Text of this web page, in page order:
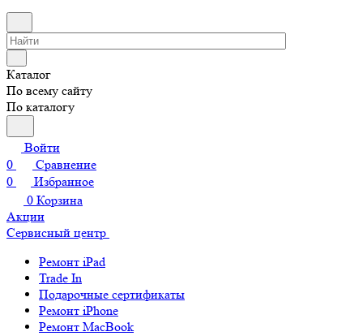
Каталог
По всему сайту
По каталогу
Войти
0
Сравнение
0
Избранное
0 Корзина
Акции
Сервисный центр
Ремонт iPad
Trade In
Подарочные сертификаты
Ремонт iPhone
Ремонт MacBook